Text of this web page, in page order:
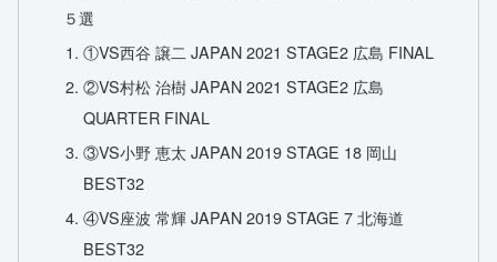
５選
①VS西谷 譲二 JAPAN 2021 STAGE2 広島 FINAL
②VS村松 治樹 JAPAN 2021 STAGE2 広島
QUARTER FINAL
③VS小野 恵太 JAPAN 2019 STAGE 18 岡山
BEST32
④VS座波 常輝 JAPAN 2019 STAGE 7 北海道
BEST32